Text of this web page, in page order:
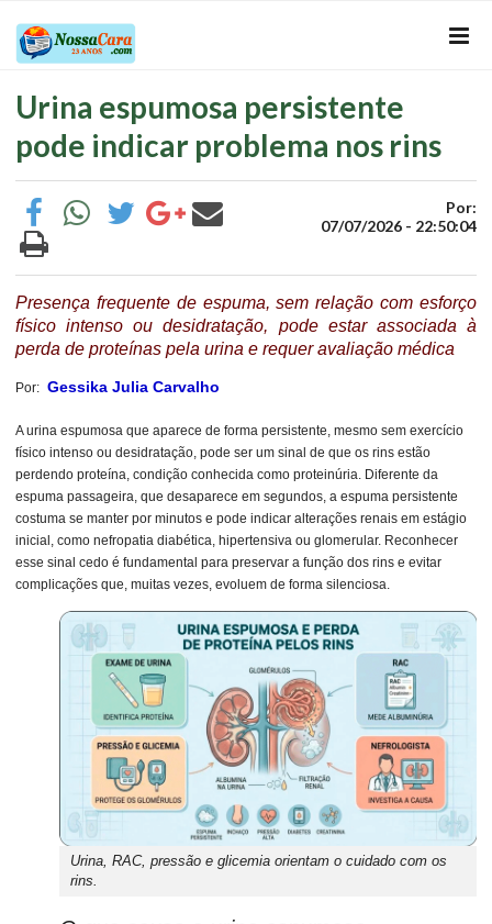
Urina espumosa persistente
pode indicar problema nos rins
Por:
07/07/2026 - 22:50:04
Presença frequente de espuma, sem relação com esforço
físico intenso ou desidratação, pode estar associada à
perda de proteínas pela urina e requer avaliação médica
Por: Gessika Julia Carvalho
A urina espumosa que aparece de forma persistente, mesmo sem exercício
físico intenso ou desidratação, pode ser um sinal de que os rins estão
perdendo proteína, condição conhecida como proteinúria. Diferente da
espuma passageira, que desaparece em segundos, a espuma persistente
costuma se manter por minutos e pode indicar alterações renais em estágio
inicial, como nefropatia diabética, hipertensiva ou glomerular. Reconhecer
esse sinal cedo é fundamental para preservar a função dos rins e evitar
complicações que, muitas vezes, evoluem de forma silenciosa.
Urina, RAC, pressão e glicemia orientam o cuidado com os
rins.